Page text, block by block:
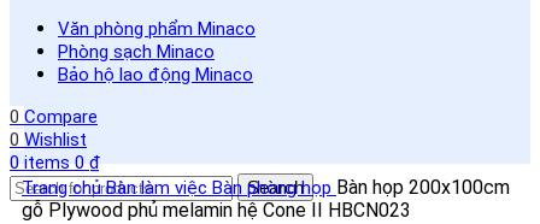
Văn phòng phẩm Minaco
Phòng sạch Minaco
Bảo hộ lao động Minaco
0 Compare
0 Wishlist
0items 0₫
Search
Trang chủBàn làm việc Bàn phòng họp Bàn họp 200x100cm
gỗ Plywood phủ melamin hệ Cone II HBCN023